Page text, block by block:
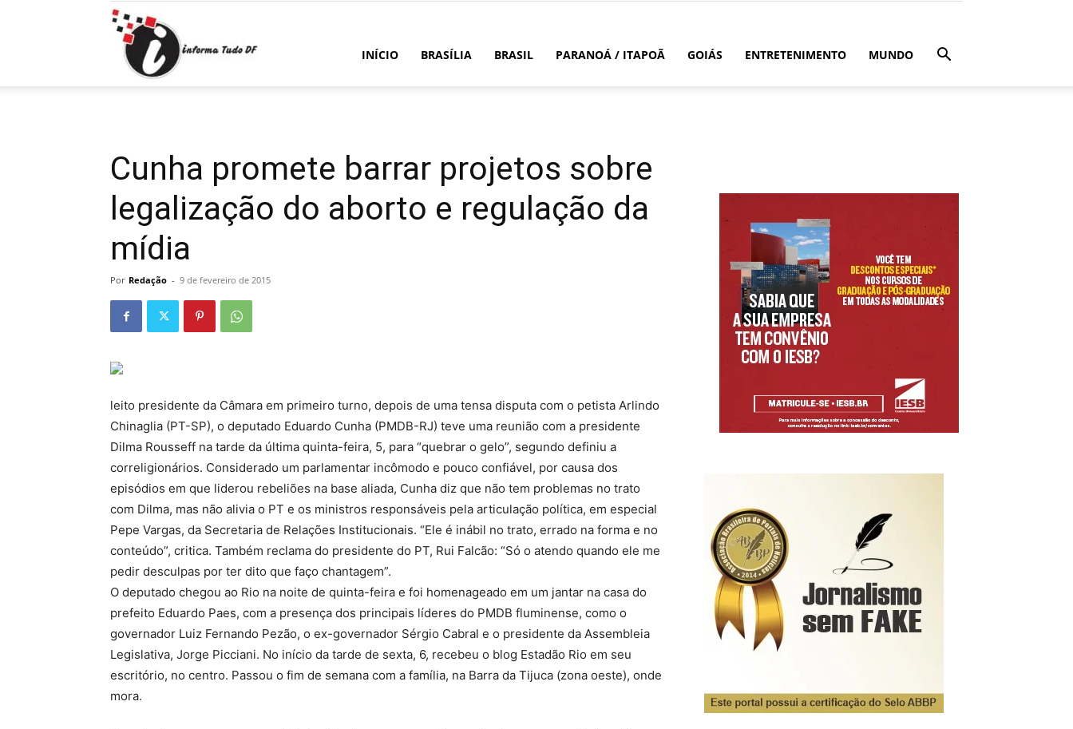
Informa
DF
INÍCIO BRASÍLIA BRASIL PARANOÁ / ITAPOÃ GOIÁS ENTRETENIMENTO MUNDO
Cunha promete barrar projetos sobre
legalização do aborto e regulação da
mídia
Por Redação - 9 de fevereiro de 2015
leito presidente da Câmara em primeiro turno, depois de uma tensa disputa com o petista Arlindo
Chinaglia (PT-SP), o deputado Eduardo Cunha (PMDB-RJ) teve uma reunião com a presidente
Dilma Rousseff na tarde da última quinta-feira, 5, para “quebrar o gelo”, segundo definiu a
correligionários. Considerado um parlamentar incômodo e pouco confiável, por causa dos
episódios em que liderou rebeliões na base aliada, Cunha diz que não tem problemas no trato
com Dilma, mas não alivia o PT e os ministros responsáveis pela articulação política, em especial
Pepe Vargas, da Secretaria de Relações Institucionais. “Ele é inábil no trato, errado na forma e no
conteúdo”, critica. Também reclama do presidente do PT, Rui Falcão: “Só o atendo quando ele me
pedir desculpas por ter dito que faço chantagem”.
O deputado chegou ao Rio na noite de quinta-feira e foi homenageado em um jantar na casa do
prefeito Eduardo Paes, com a presença dos principais líderes do PMDB fluminense, como o
governador Luiz Fernando Pezão, o ex-governador Sérgio Cabral e o presidente da Assembleia
Legislativa, Jorge Picciani. No início da tarde de sexta, 6, recebeu o blog Estadão Rio em seu
escritório, no centro. Passou o fim de semana com a família, na Barra da Tijuca (zona oeste), onde
mora.